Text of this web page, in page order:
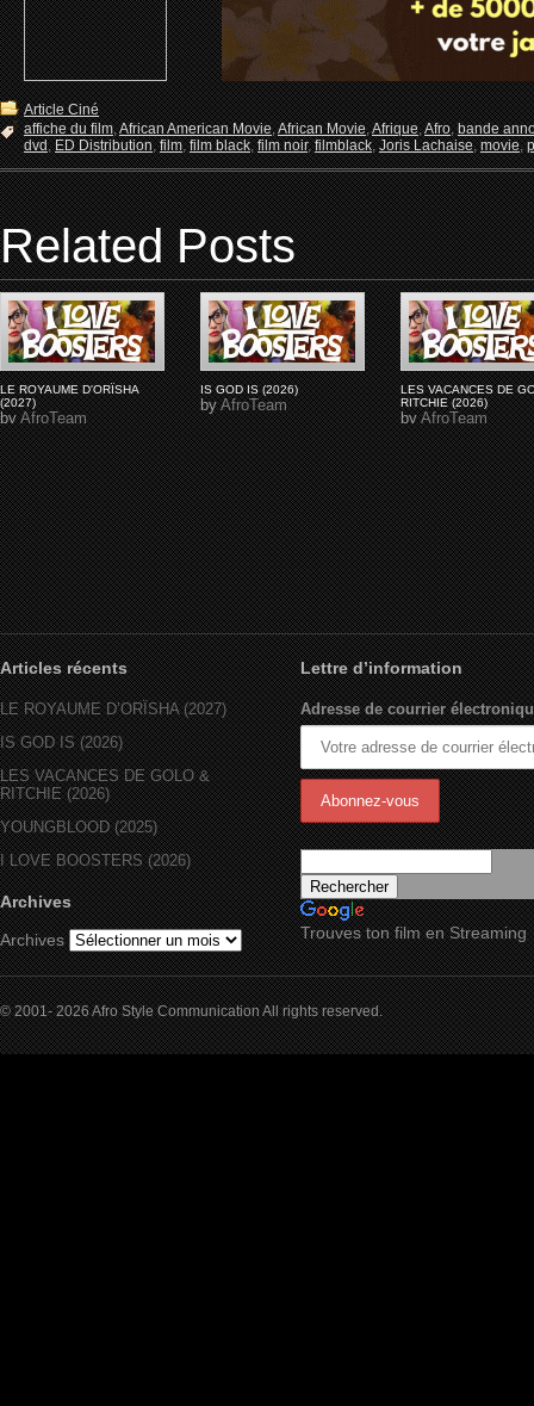
Article Ciné
affiche du film,African American Movie,African Movie,Afrique,Afro,bande
dvd,ED Distribution,film,film black,film noir,filmblack,Joris Lachaise,movie,
Related Posts
LE ROYAUME D'ORÏSHA
(2027)
byAfroTeam
IS GOD IS (2026)
byAfroTeam
LES VACANCES DE
RITCHIE (2026)
byAfroTeam
Articles récents
LE ROYAUME D’ORÏSHA (2027)
IS GOD IS (2026)
LES VACANCES DE GOLO &
RITCHIE (2026)
YOUNGBLOOD (2025)
I LOVE BOOSTERS (2026)
Archives
Archives
Lettre d’information
Adresse de courrier
Trouves ton film en Streaming
© 2001- 2026 Afro Style Communication All rights reserved.